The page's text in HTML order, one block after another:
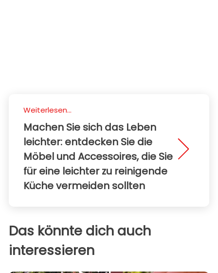
Weiterlesen...
Machen Sie sich das Leben
leichter: entdecken Sie die
Möbel und Accessoires, die Sie
für eine leichter zu reinigende
Küche vermeiden sollten
Das könnte dich auch
interessieren